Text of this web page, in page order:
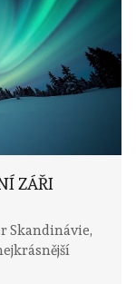
ZÁŘI
Skandinávie,